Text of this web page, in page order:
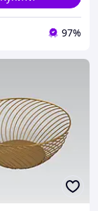
97%